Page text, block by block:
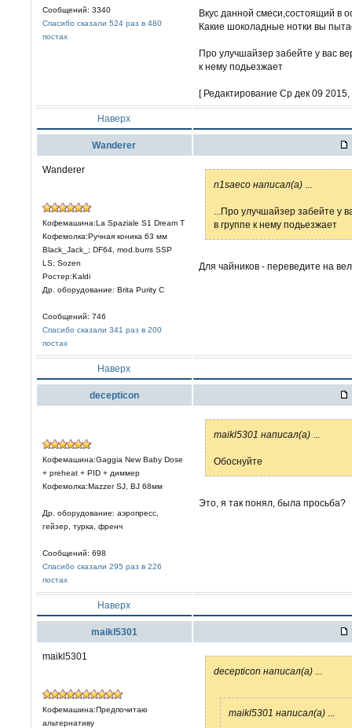
Сообщений: 3340
Спасибо сказали 524 раз в 480
постах
Вкус данной смеси,состоящий в
Какие шоколадные нотки вы
Про улучшайзер забейте у вас
к нему подьезжает
[ Редактирование Ср дек 09 2015,
Наверх
Wanderer
Wanderer
Кофемашина:La Spaziale S1 Dream T
Кофемолка:Ручная коника 63 мм
Black_Jack_; DF64, mod.burrs SSP
LS; Sozen
Ростер:Kaldi
Др. оборудование: Brita Purity C
Сообщений: 746
Спасибо сказали 341 раз в 200
постах
n1saeco написал(а)
...Про улучшайзер забейте у
в группе к нему подьезжает
Для чайников - переведите на
Наверх
decepticon
Кофемашина:Gaggia New Baby Dose
+ preheat + PID + диммер
Кофемолка:Mazzer SJ, BJ 68мм
Др. оборудование: аэропресс,
гейзер, турка, френч
Сообщений: 698
Спасибо сказали 295 раз в 226
постах
maikl5301 написал(а)
Обоснуйте
Это, я так понял, была просьба?
Наверх
maikl5301
maikl5301
Кофемашина:Предпочитаю
альтернативу
decepticon написал(а)
maikl5301 написал(а)